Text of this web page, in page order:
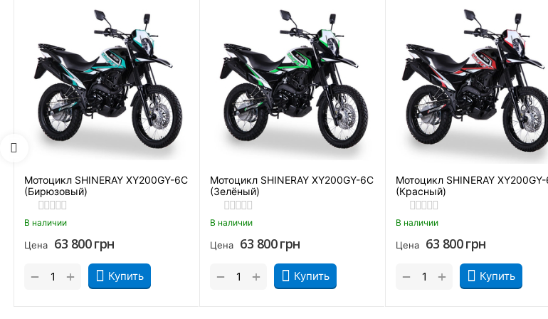
Мотоцикл SHINERAY XY200GY-6C
(Бирюзовый)
В наличии
Цена 63 800грн
Купить
+
−
Мотоцикл SHINERAY XY200GY-6C
(Зелёный)
В наличии
Цена 63 800грн
Купить
+
−
Мотоцикл SHINERAY
(Красный)
В наличии
Цена 63 800грн
Купить
+
−